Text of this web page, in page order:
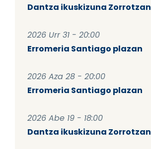
Dantza ikuskizuna Zorrotzan
2026 Urr 31 - 20:00
Erromeria Santiago plazan
2026 Aza 28 - 20:00
Erromeria Santiago plazan
2026 Abe 19 - 18:00
Dantza ikuskizuna Zorrotzan